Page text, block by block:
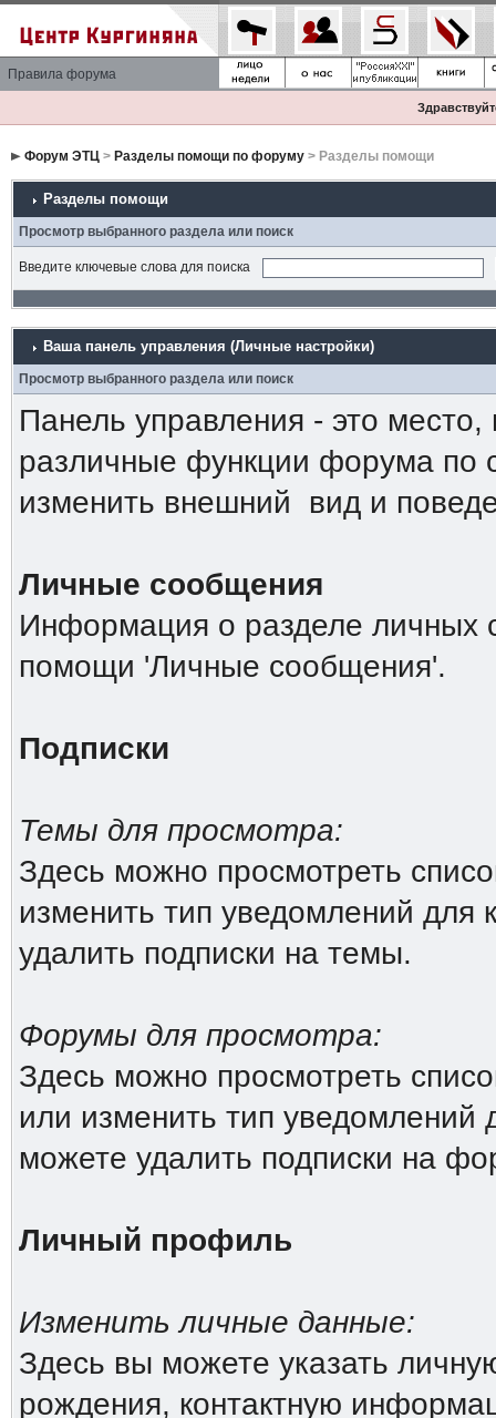
Правила форума
Форум ЭТЦ> Разделы помощи по форуму> Разделы помощи
Разделы помощи
Просмотр выбранного раздела или поиск
Введите ключевые слова для поиска
Ваша панель управления (Личные настройки)
Просмотр выбранного раздела или поиск
Панель управления - это
различные функции форума по
изменить внешний вид и
Личные сообщения
Информация о разделе личных
помощи 'Личные сообщения'.
Подписки
Темы для просмотра:
Здесь можно просмотреть
изменить тип уведомлений
удалить подписки на темы.
Форумы для просмотра:
Здесь можно просмотреть
или изменить тип
можете удалить подписки на
Личный профиль
Изменить личные данные:
Здесь вы можете указать
рождения, контактную